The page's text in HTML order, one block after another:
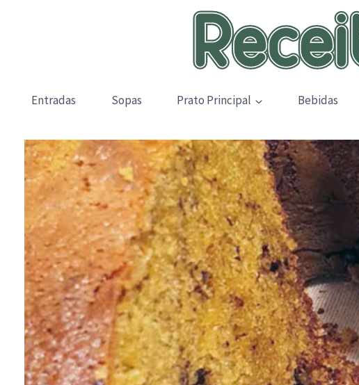
Entradas Sopas Prato Principal Bebidas